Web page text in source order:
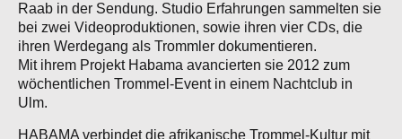
Raab in der Sendung. Studio Erfahrungen sammelten sie
bei zwei Videoproduktionen, sowie ihren vier CDs, die
ihren Werdegang als Trommler dokumentieren.
Mit ihrem Projekt Habama avancierten sie 2012 zum
wöchentlichen Trommel-Event in einem Nachtclub in
Ulm.
HABAMA verbindet die afrikanische Trommel-Kultur mit